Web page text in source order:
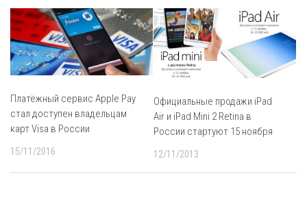
Платёжный сервис Apple Pay
стал доступен владельцам
карт Visa в России
15/11/2016
Официальные продажи iPad
Air и iPad Mini 2 Retina в
России стартуют 15 ноября
12/11/2013